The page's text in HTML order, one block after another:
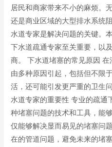
居民和商家带来不小的麻烦。
还是商业区域的大型排水系统
水道专家是解决问题的关键。
下水道疏通专家至关重要，以
商。 下水道堵塞的常见原因
由多种原因引起，包括但不限
活，还可能引发更严重的卫生
水道专家的重要性 专业的疏通
种堵塞问题的技术和工具，能
仅能够解决显而易见的堵塞问
在的管道问题，避免未来的堵